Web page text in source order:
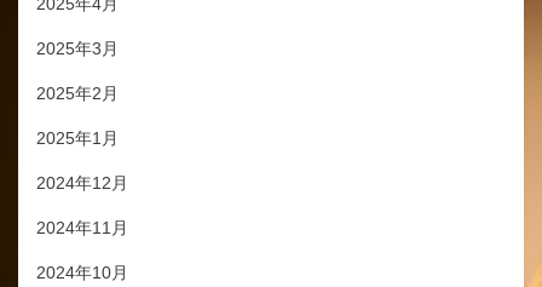
2025年3月
2025年2月
2025年1月
2024年12月
2024年11月
2024年10月